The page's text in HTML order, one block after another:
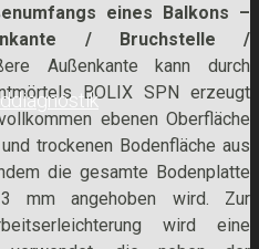
eines Balkons –
/ Bruchstelle /
Außenkante kann durch
BOLIX SPN erzeugt
ebenen Oberfläche
trockenen Bodenfläche aus
die gesamte Bodenplatte
mm angehoben wird. Zur
wird eine